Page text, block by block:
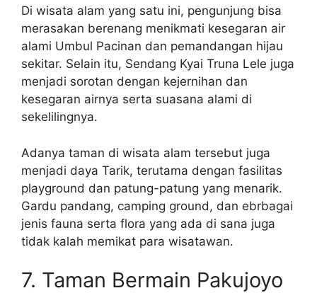
Di wisata alam yang satu ini, pengunjung bisa
merasakan berenang menikmati kesegaran air
alami Umbul Pacinan dan pemandangan hijau
sekitar. Selain itu, Sendang Kyai Truna Lele juga
menjadi sorotan dengan kejernihan dan
kesegaran airnya serta suasana alami di
sekelilingnya.
Adanya taman di wisata alam tersebut juga
menjadi daya Tarik, terutama dengan fasilitas
playground dan patung-patung yang menarik.
Gardu pandang, camping ground, dan ebrbagai
jenis fauna serta flora yang ada di sana juga
tidak kalah memikat para wisatawan.
7. Taman Bermain Pakujoyo